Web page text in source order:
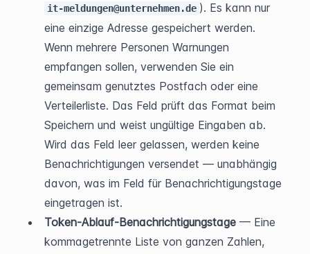
it-meldungen@unternehmen.de ). Es kann nur
eine einzige Adresse gespeichert werden.
Wenn mehrere Personen Warnungen
empfangen sollen, verwenden Sie ein
gemeinsam genutztes Postfach oder eine
Verteilerliste. Das Feld prüft das Format beim
Speichern und weist ungültige Eingaben ab.
Wird das Feld leer gelassen, werden keine
Benachrichtigungen versendet — unabhängig
davon, was im Feld für Benachrichtigungstage
eingetragen ist.
Token-Ablauf-Benachrichtigungstage — Eine
kommagetrennte Liste von ganzen Zahlen,